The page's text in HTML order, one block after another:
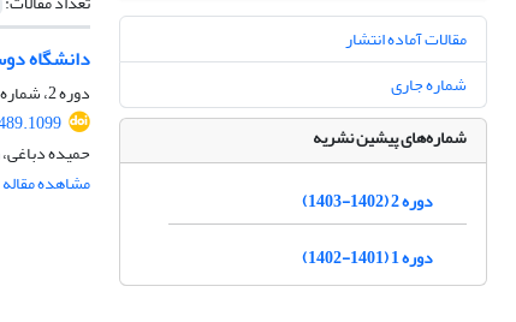
دانشگاه
دوره 2، شماره 3، بهار 1403، صفحه
حمیده
مشاهده مقاله
مقالات آماده انتشار
شماره جاری
شماره‌های پیشین نشریه
دوره 2 (1402-1403)
دوره 1 (1401-1402)